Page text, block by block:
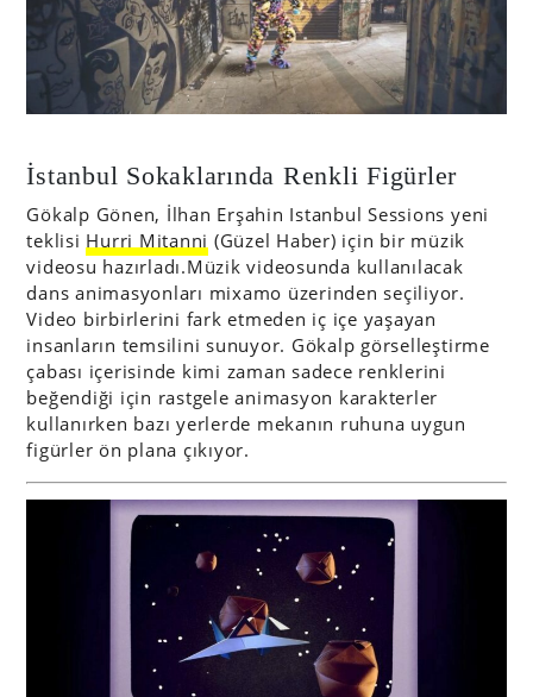
İstanbul Sokaklarında Renkli Figürler
Gökalp Gönen, İlhan Erşahin Istanbul Sessions yeni
teklisi Hurri Mitanni (Güzel Haber) için bir müzik
videosu hazırladı.Müzik videosunda kullanılacak
dans animasyonları mixamo üzerinden seçiliyor.
Video birbirlerini fark etmeden iç içe yaşayan
insanların temsilini sunuyor. Gökalp görselleştirme
çabası içerisinde kimi zaman sadece renklerini
beğendiği için rastgele animasyon karakterler
kullanırken bazı yerlerde mekanın ruhuna uygun
figürler ön plana çıkıyor.